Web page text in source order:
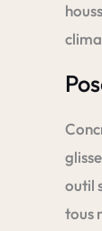
outil
tous